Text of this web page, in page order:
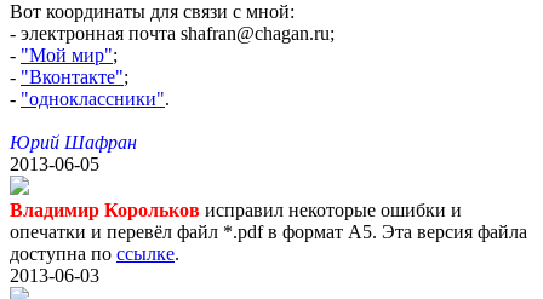
Вот координаты для связи с мной:
- электронная почта shafran@chagan.ru;
- "Мой мир";
- "Вконтакте";
- "одноклассники".
Юрий Шафран
2013-06-05
Владимир Корольков исправил некоторые ошибки и
опечатки и перевёл файл *.pdf в формат A5. Эта версия файла
доступна по ссылке.
2013-06-03